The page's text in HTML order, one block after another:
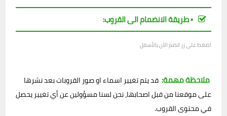
▪︎ طريقة الانضمام الى القروب:
اضغط على زر انضم الآن بالأسفل
ملاحظة مهمة: قد يتم تغيير اسماء او صور القروبات بعد نشرها
على موقعنا من قبل اصحابها، نحن لسنا مسؤولين عن أي تغيير يحصل
في محتوى القروب.